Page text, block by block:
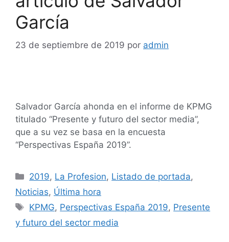
García
23 de septiembre de 2019 por admin
Salvador García ahonda en el informe de KPMG
titulado “Presente y futuro del sector media”,
que a su vez se basa en la encuesta
“Perspectivas España 2019”.
2019, La Profesion, Listado de portada,
Noticias, Última hora
KPMG, Perspectivas España 2019, Presente
y futuro del sector media